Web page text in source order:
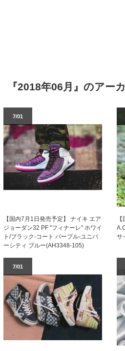
『2018年06月』のアー
7/01
【国内7月1日発売予定】 ナイキ エア
ジョーダン32 PF "フィナーレ" ホワイ
ト/ブラック-コート パープル-ユニバ
ーシティ ブルー(AH3348-105)
サ
7/01